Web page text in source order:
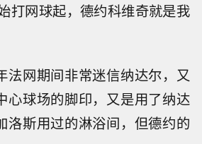
打网球起，德约科维奇就是我
法网期间非常迷信纳达尔，又
心球场的脚印，又是用了纳达
洛斯用过的淋浴间，但德约的